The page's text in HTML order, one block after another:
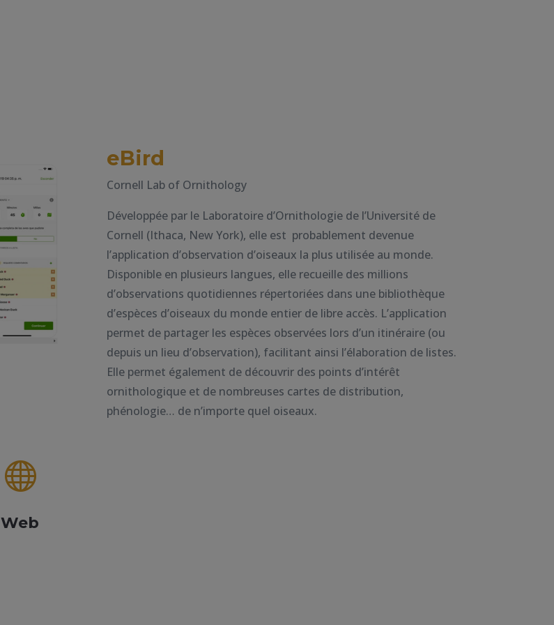
eBird
Cornell Lab of Ornithology
Développée par le Laboratoire d’Ornithologie de l’Université de
Cornell (Ithaca, New York), elle est probablement devenue
l’application d’observation d’oiseaux la plus utilisée au monde.
Disponible en plusieurs langues, elle recueille des millions
d’observations quotidiennes répertoriées dans une bibliothèque
d’espèces d’oiseaux du monde entier de libre accès. L’application
permet de partager les espèces observées lors d’un itinéraire (ou
depuis un lieu d’observation), facilitant ainsi l’élaboration de listes.
Elle permet également de découvrir des points d’intérêt
ornithologique et de nombreuses cartes de distribution,
phénologie… de n’importe quel oiseaux.

Web